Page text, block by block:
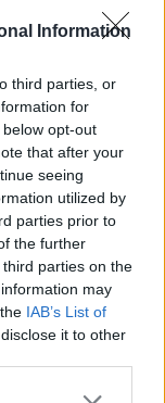
Information
third parties, or
for
opt-out
that after your
seeing
utilized by
parties prior to
the further
parties on the
may
IAB’s List of
it to other
miatt.
ismertetett
összetermék
az eddig várt 1,7
beigazolódik a